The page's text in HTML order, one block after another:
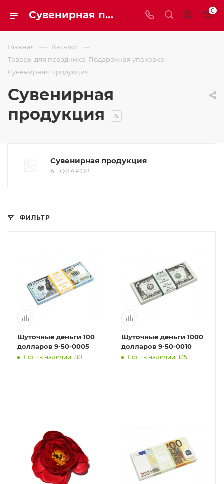
Сувенирная продукция 0
Главная — Каталог —
Товары для праздника. Подарочная упаковка —
Сувенирная продукция
Сувенирная
продукция
6
Сувенирная продукция
6 ТОВАРОВ
ФИЛЬТР
Шуточные деньги 100
долларов 9-50-0005
Есть в наличии: 80
Шуточные деньги 1000
долларов 9-50-0010
Есть в наличии: 135